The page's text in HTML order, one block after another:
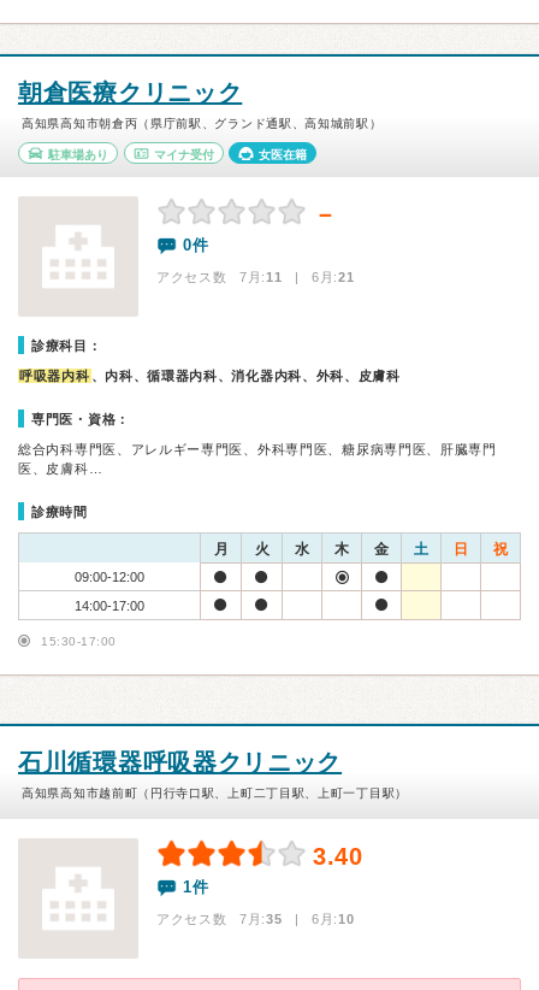
朝倉医療クリニック
高知県高知市朝倉丙（県庁前駅、グランド通駅、高知城前駅）
駐車場あり マイナ受付 女医在籍
－
0件
アクセス数 7月:11 | 6月:21
診療科目：
呼吸器内科 、内科、循環器内科、消化器内科、外科、皮膚科
専門医・資格：
総合内科専門医、アレルギー専門医、外科専門医、糖尿病専門医、肝臓専門
医、皮膚科…
診療時間
月 火 水 木 金 土 日 祝
09:00-12:00
14:00-17:00
15:30-17:00
石川循環器呼吸器クリニック
高知県高知市越前町（円行寺口駅、上町二丁目駅、上町一丁目駅）
3.40
1件
アクセス数 7月:35 | 6月:10